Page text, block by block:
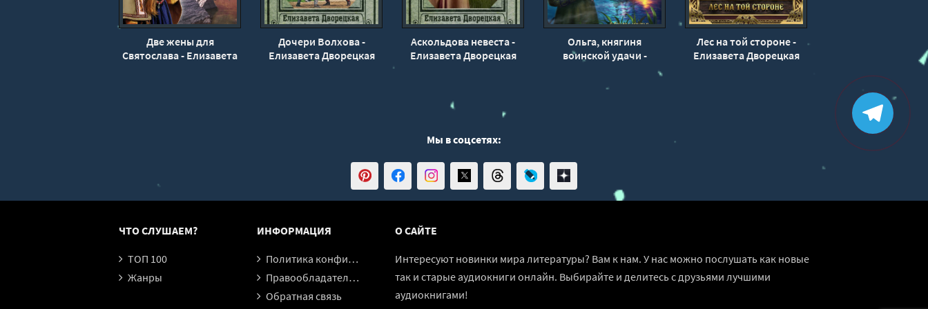
Две жены для
Святослава - Елизавета
Дочери Волхова -
Елизавета Дворецкая
Аскольдова невеста -
Елизавета Дворецкая
Ольга, княгиня
воинской удачи -
Елизавета Дворецкая
Лес на той стороне -
Елизавета Дворецкая
Мы в соцсетях:
ЧТО СЛУШАЕМ?
ТОП 100
Жанры
ИНФОРМАЦИЯ
Политика конфиденциальности
Правообладателям
Обратная связь
О САЙТЕ
Интересуют новинки мира литературы? Вам к нам. У нас можно послушать как новые
так и старые аудиокниги онлайн. Выбирайте и делитесь с друзьями лучшими
аудиокнигами!